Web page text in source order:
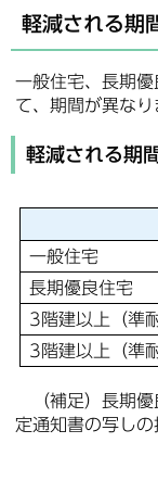
軽減される期
一般住宅、長期
て、期間が異なり
軽減される期間
一般住宅
長期優良住宅
3階建以上（準
3階建以上（準
（補足）長期優
定通知書の写しの